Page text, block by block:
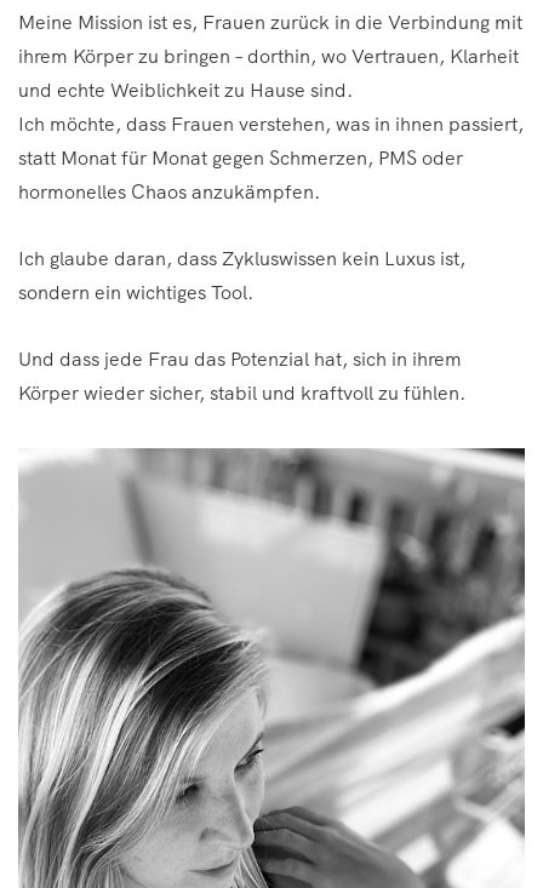
Meine Mission ist es, Frauen zurück in die Verbindung mit
ihrem Körper zu bringen – dorthin, wo Vertrauen, Klarheit
und echte Weiblichkeit zu Hause sind.
Ich möchte, dass Frauen verstehen, was in ihnen passiert,
statt Monat für Monat gegen Schmerzen, PMS oder
hormonelles Chaos anzukämpfen.
Ich glaube daran, dass Zykluswissen kein Luxus ist,
sondern ein wichtiges Tool.
Und dass jede Frau das Potenzial hat, sich in ihrem
Körper wieder sicher, stabil und kraftvoll zu fühlen.